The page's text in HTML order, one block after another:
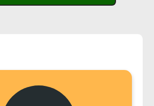
Diets Gato Adulto Gastrointestinal